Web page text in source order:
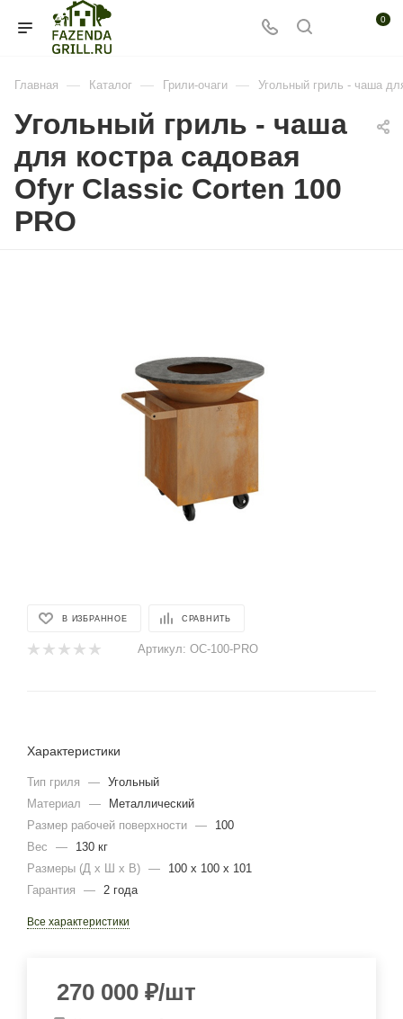
0
Главная — Каталог — Грили-очаги — Угольный гриль - чаша
Угольный гриль - чаша
для костра садовая
Ofyr Classic Corten 100
PRO
В ИЗБРАННОЕ СРАВНИТЬ
Артикул: OC-100-PRO
Характеристики
Тип гриля — Угольный
Материал
—
Металлический
Размер рабочей поверхности —
100
Вес
—
130 кг
Размеры (Д х Ш х В) —
100 x 100 x 101
Гарантия
— 2 года
Все характеристики
270 000 ₽/шт